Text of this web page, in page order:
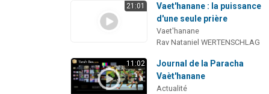
21:01
Vaet'hanane : la puissance
d'une seule prière
Vaet'hanane
Rav Nataniel WERTENSCHLAG
11:02
Journal de la Paracha
Vaèt'hanane
Actualité